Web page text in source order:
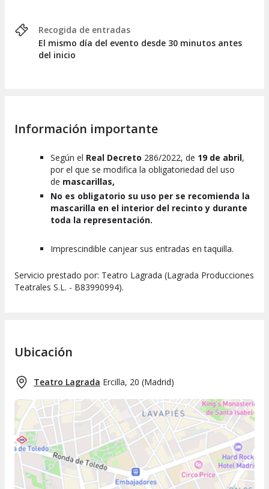
Recogida de entradas
El mismo día del evento desde 30 minutos antes
del inicio
Información importante
Según el Real Decreto 286/2022, de 19 de abril,
por el que se modifica la obligatoriedad del uso
de mascarillas,
No es obligatorio su uso per se recomienda la
mascarilla en el interior del recinto y durante
toda la representación.
Imprescindible canjear sus entradas en taquilla.
Servicio prestado por: Teatro Lagrada (Lagrada Producciones
Teatrales S.L. - B83990994).
Ubicación
Teatro Lagrada Ercilla, 20 (Madrid)